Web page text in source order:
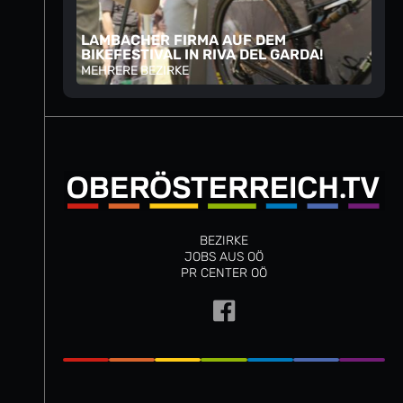
LAMBACHER FIRMA AUF DEM
BIKEFESTIVAL IN RIVA DEL GARDA!
MEHRERE BEZIRKE
BEZIRKE
JOBS AUS OÖ
PR CENTER OÖ